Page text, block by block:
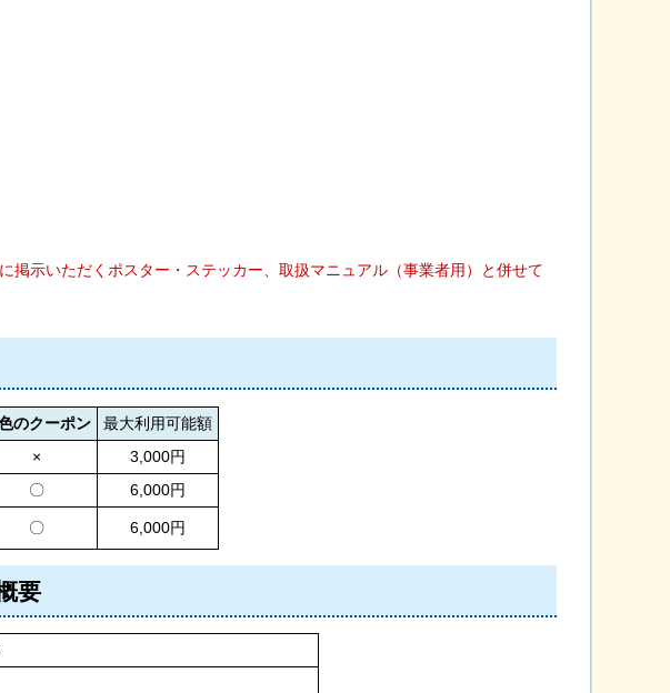
示いただくポスター・ステッカー、取扱マニュアル（事業者用）と併せて
のクーポン 最大利用可能額
×
3,000円
〇 6,000円
〇 6,000円
要